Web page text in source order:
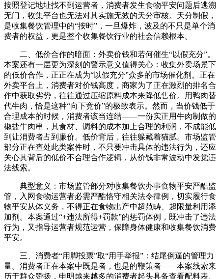
按照登记地址找不到运营者，消费者发生食物平安问题后逃溯
无门，收集平台也无法对其实施无效的天分审核。天分制假，
是收集餐饮管理中的“按时”，一旦爆炸，波及的不只是单个消
费者的权益，更是整个收集餐饮行业的社会信赖根本。
二、低价合作的暗面：外卖价钱和若何催生“以假充分”。
本案还有一层更为深刻的警示意义值得关心：收集外卖场景下
的低价合作，正正在成为“以假充分”众多的市场催化剂。正在
外卖平台上，消费者对价钱高度，商家为了正在激烈的排名合
作中获取劣势，往往通过压缩原料成本来降低售价。用鸭肉替
代牛肉，恰是这种“向下竞价”的极致表示。然而，当价钱低于
合理成本的时候，消费者该当连结——一份实正用牛肉制做的
椒盐牛肉串，其食材、调料的成本加上合理的利润，不成能低
到让消费者占到廉价。低价背后，往往躲藏着猫腻。市场监管
部分正在查处此类案件时，不只要冲击具体的违法行为，还应
关心其背后的低价不合理合作逻辑，从价钱非常波动中发觉违
法线索。
典型意义：市场监管部分对收集餐饮办事食物平安严酷监
管，入网食物运营者必需严酷恪守相关法令律例，切实履行食
物平安从体义务，不得正在食物出产中超范畴、超限量利用添
加剂。本案通过“+违法所得+罚款”的惩罚体例，既冲击了违法
行为，又指导运营者规范运营，保障身体健康和收集餐饮消费
平安。
三、消费者“用脚投票”取“用手举报”：结尾倒逼的管理力
量。消费者正在本案中既是者，也是的鞭策者——本案线索来
历于群众赞扬，申明越来越多的消费者起头具备查看配料表、